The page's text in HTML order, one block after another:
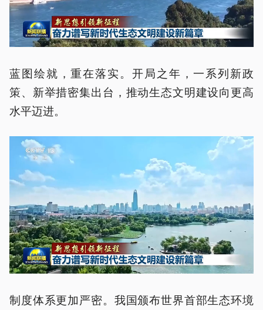
蓝图绘就，重在落实。开局之年，一系列新政
策、新举措密集出台，推动生态文明建设向更高
水平迈进。
制度体系更加严密。我国颁布世界首部生态环境